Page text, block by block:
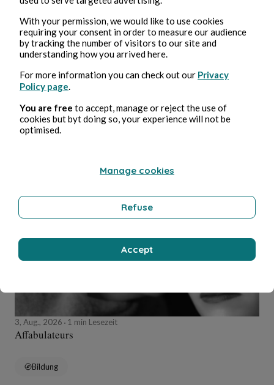
Tempérance
3, Aug., 2026 1 min Lesezeit
Affabulateurs
Bildung
With your permission, we would like to use cookies
requiring your consent in order to measure our audience
by tracking the number of visitors to our site and
understanding how you arrived here.
For more information you can check out our Privacy
Policy page
You are free to accept, manage or reject the use of
cookies but byt doing so, your experience will not be
optimised.
Manage cookies
Refuse
Accept